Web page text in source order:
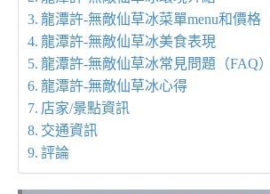
龍潭許-無敵仙草冰菜單menu和價格
龍潭許-無敵仙草冰美食表現
龍潭許-無敵仙草冰常見問題（FAQ）
龍潭許-無敵仙草冰心得
店家/景點資訊
交通資訊
評論